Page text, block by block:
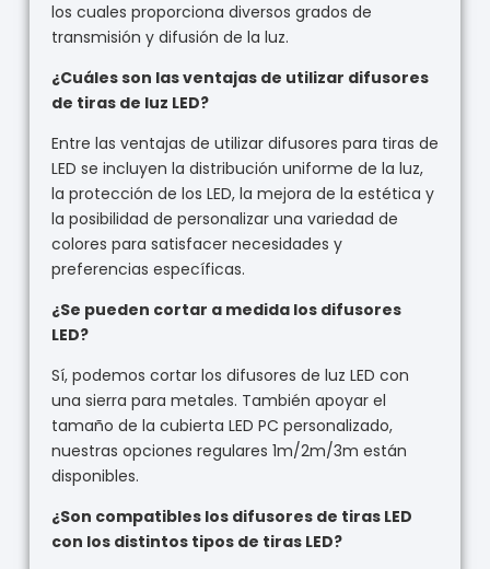
los cuales proporciona diversos grados de
transmisión y difusión de la luz.
¿Cuáles son las ventajas de utilizar difusores
de tiras de luz LED?
Entre las ventajas de utilizar difusores para tiras de
LED se incluyen la distribución uniforme de la luz,
la protección de los LED, la mejora de la estética y
la posibilidad de personalizar una variedad de
colores para satisfacer necesidades y
preferencias específicas.
¿Se pueden cortar a medida los difusores
LED?
Sí, podemos cortar los difusores de luz LED con
una sierra para metales. También apoyar el
tamaño de la cubierta LED PC personalizado,
nuestras opciones regulares 1m/2m/3m están
disponibles.
¿Son compatibles los difusores de tiras LED
con los distintos tipos de tiras LED?